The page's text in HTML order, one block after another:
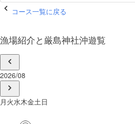
コース一覧に戻る
漁場紹介と厳島神社沖遊覧
2026/08
月 火水木金土日